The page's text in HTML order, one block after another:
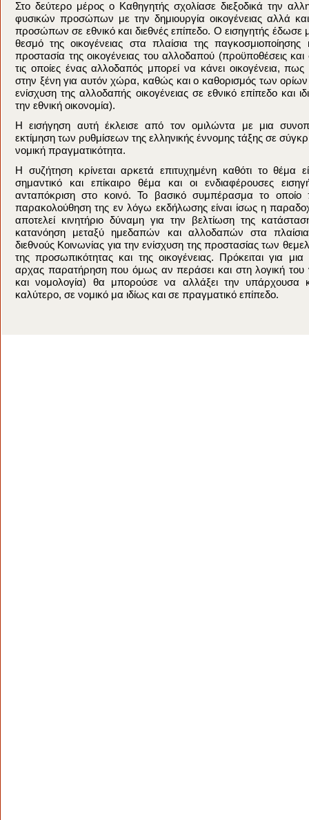
Στο δεύτερο μέρος ο Καθηγητής σχολίασε διεξοδικά την
φυσικών προσώπων με την δημιουργία οικογένειας αλλά
προσώπων σε εθνικό και διεθνές επίπεδο. Ο εισηγητής
θεσμό της οικογένειας στα πλαίσια της παγκοσμιοποίησης
προστασία της οικογένειας του αλλοδαπού (προϋποθέσεις
τις οποίες ένας αλλοδαπός μπορεί να κάνει οικογένεια, πως
στην ξένη για αυτόν χώρα, καθώς και ο καθορισμός των
ενίσχυση της αλλοδαπής οικογένειας σε εθνικό επίπεδο και
την εθνική οικονομία).
Η εισήγηση αυτή έκλεισε από τον ομιλώντα με μια
εκτίμηση των ρυθμίσεων της ελληνικής έννομης τάξης σε
νομική πραγματικότητα.
Η συζήτηση κρίνεται αρκετά επιτυχημένη καθότι το θέμα
σημαντικό και επίκαιρο θέμα και οι ενδιαφέρουσες
ανταπόκριση στο κοινό. Το βασικό συμπέρασμα το οποίο
παρακολούθηση της εν λόγω εκδήλωσης είναι ίσως η
αποτελεί κινητήριο δύναμη για την βελτίωση της
κατανόηση μεταξύ ημεδαπών και αλλοδαπών στα
διεθνούς Κοινωνίας για την ενίσχυση της προστασίας των
της προσωπικότητας και της οικογένειας. Πρόκειται για μια
αρχας παρατήρηση που όμως αν περάσει και στη λογική του
και νομολογία) θα μπορούσε να αλλάξει την υπάρχουσα
καλύτερο, σε νομικό μα ιδίως και σε πραγματικό επίπεδο.